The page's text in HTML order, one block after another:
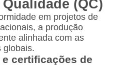
(QC)
em projetos de
a produção
alinhada com as
globais.
certificações de